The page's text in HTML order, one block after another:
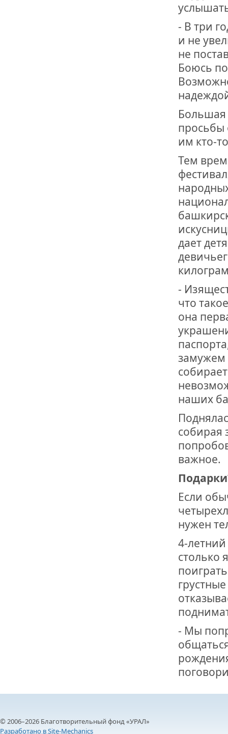
- В три
и не
не
Боюсь
Большая
просьбы
им кто-
Тем
дает
-
что
она
замужем
наших
собирая
важное.
Если
нужен
4-
столько
- Мы
© 2006–2026 Благотворительный фонд «УРАЛ»
Разработано в Site-Mechanics